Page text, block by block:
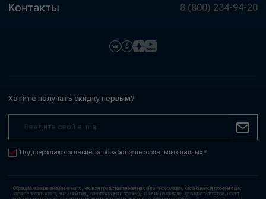
Контакты 8 (800) 234-94-20
Хотите получать скидку первым?
Подтверждаю согласие на обработку персональных данных *
Обращаем ваше внимание на то, что вся представленная на сайте информация, касающаяся технических
характеристик (цвет, внешний вид, комплектация и прочие), наличия на складе, стоимости товаров, носит